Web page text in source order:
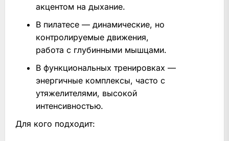
акцентом на дыхание.
В пилатесе — динамические, но
контролируемые движения,
работа с глубинными мышцами.
В функциональных тренировках —
энергичные комплексы, часто с
утяжелителями, высокой
интенсивностью.
Для кого подходит: